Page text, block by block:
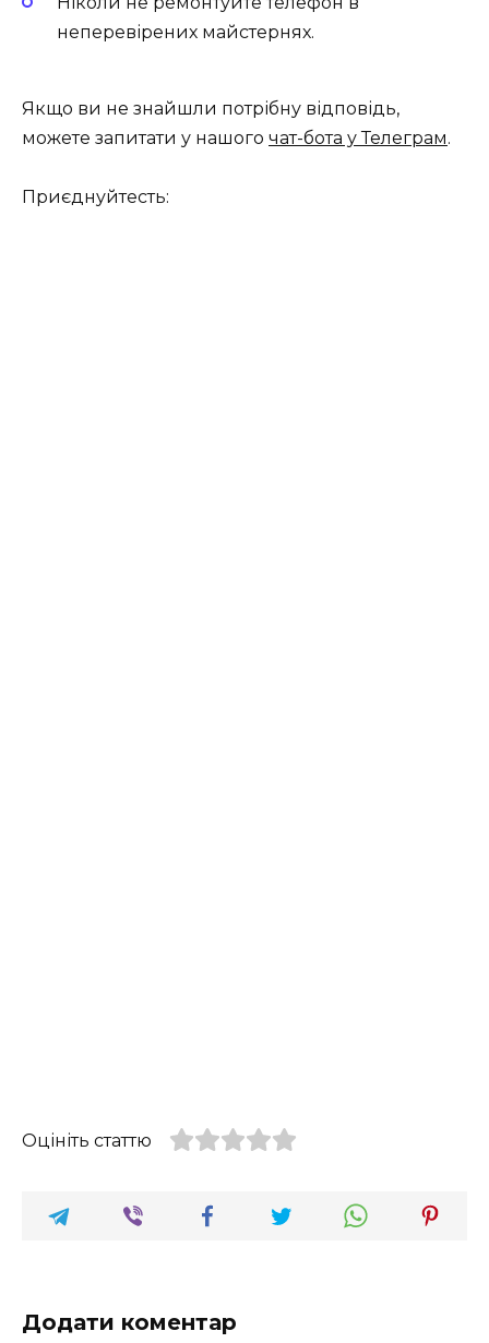
неперевірених майстернях.
Якщо ви не знайшли потрібну відповідь,
можете запитати у нашого чат-бота у Телеграм.
Приєднуйтесть:
Оцініть статтю
Додати коментар